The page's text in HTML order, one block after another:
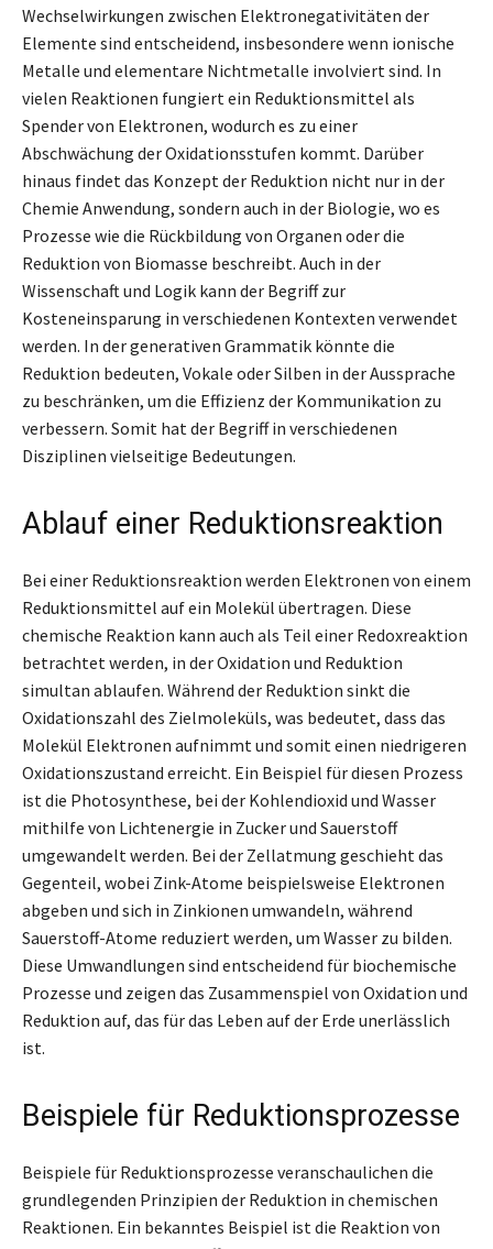
Wechselwirkungen zwischen Elektronegativitäten der
Elemente sind entscheidend, insbesondere wenn ionische
Metalle und elementare Nichtmetalle involviert sind. In
vielen Reaktionen fungiert ein Reduktionsmittel als
Spender von Elektronen, wodurch es zu einer
Abschwächung der Oxidationsstufen kommt. Darüber
hinaus findet das Konzept der Reduktion nicht nur in der
Chemie Anwendung, sondern auch in der Biologie, wo es
Prozesse wie die Rückbildung von Organen oder die
Reduktion von Biomasse beschreibt. Auch in der
Wissenschaft und Logik kann der Begriff zur
Kosteneinsparung in verschiedenen Kontexten verwendet
werden. In der generativen Grammatik könnte die
Reduktion bedeuten, Vokale oder Silben in der Aussprache
zu beschränken, um die Effizienz der Kommunikation zu
verbessern. Somit hat der Begriff in verschiedenen
Disziplinen vielseitige Bedeutungen.
Ablauf einer Reduktionsreaktion
Bei einer Reduktionsreaktion werden Elektronen von einem
Reduktionsmittel auf ein Molekül übertragen. Diese
chemische Reaktion kann auch als Teil einer Redoxreaktion
betrachtet werden, in der Oxidation und Reduktion
simultan ablaufen. Während der Reduktion sinkt die
Oxidationszahl des Zielmoleküls, was bedeutet, dass das
Molekül Elektronen aufnimmt und somit einen niedrigeren
Oxidationszustand erreicht. Ein Beispiel für diesen Prozess
ist die Photosynthese, bei der Kohlendioxid und Wasser
mithilfe von Lichtenergie in Zucker und Sauerstoff
umgewandelt werden. Bei der Zellatmung geschieht das
Gegenteil, wobei Zink-Atome beispielsweise Elektronen
abgeben und sich in Zinkionen umwandeln, während
Sauerstoff-Atome reduziert werden, um Wasser zu bilden.
Diese Umwandlungen sind entscheidend für biochemische
Prozesse und zeigen das Zusammenspiel von Oxidation und
Reduktion auf, das für das Leben auf der Erde unerlässlich
ist.
Beispiele für Reduktionsprozesse
Beispiele für Reduktionsprozesse veranschaulichen die
grundlegenden Prinzipien der Reduktion in chemischen
Reaktionen. Ein bekanntes Beispiel ist die Reaktion von